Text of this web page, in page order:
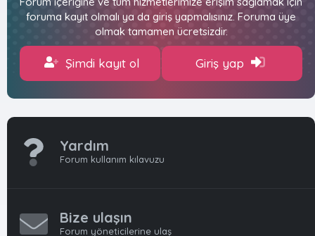
foruma kayıt olmalı ya da giriş yapmalısınız. Foruma üye
olmak tamamen ücretsizdir.
Şimdi kayıt ol Giriş yap
Yardım
Forum kullanım kılavuzu
Bize ulaşın
Forum yöneticilerine ulaş